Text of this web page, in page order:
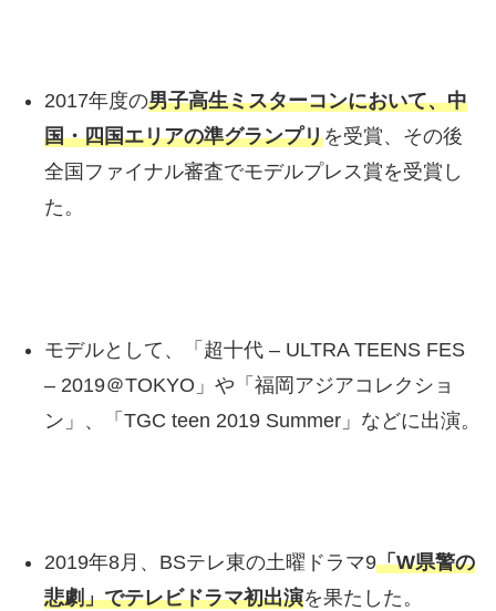
2017年度の男子高生ミスターコンにおいて、中
国・四国エリアの準グランプリを受賞、その後
全国ファイナル審査でモデルプレス賞を受賞し
た。
モデルとして、「超十代 – ULTRA TEENS FES
– 2019＠TOKYO」や「福岡アジアコレクショ
ン」、「TGC teen 2019 Summer」などに出演。
2019年8月、BSテレ東の土曜ドラマ9「W県警の
悲劇」でテレビドラマ初出演を果たした。